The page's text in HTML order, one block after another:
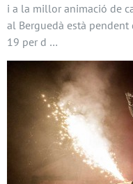
i a la millor animació de
al Berguedà està
19 per d …